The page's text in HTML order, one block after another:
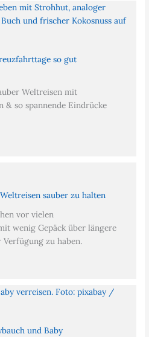
so gut
Weltreisen mit
& so spannende Eindrücke
sauber zu halten
vor vielen
wenig Gepäck über längere
zu haben.
und Baby